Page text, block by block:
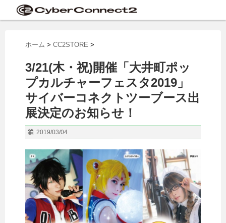
ホーム > CC2STORE >
3/21(木・祝)開催「大井町ポッ
プカルチャーフェスタ2019」
サイバーコネクトツーブース出
展決定のお知らせ！
2019/03/04